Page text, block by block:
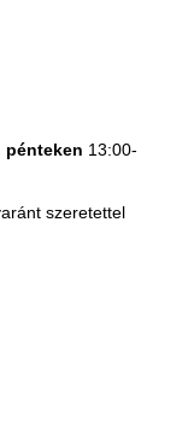
pénteken 13:00-
szeretettel